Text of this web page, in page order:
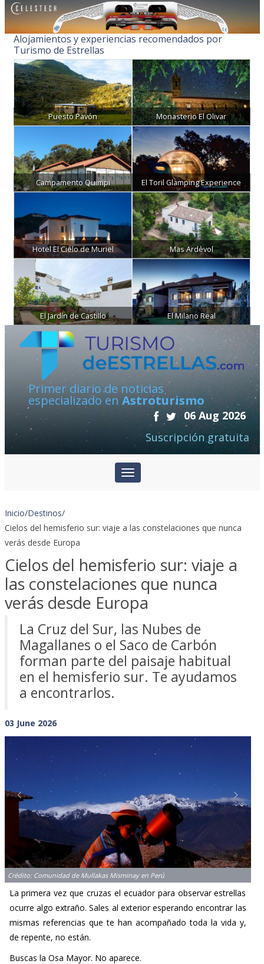
Alojamientos y experiencias recomendados por
Turismo de Estrellas
Puesto Pavón Monasterio El Olivar
Campamento Quimpi El Toril Glamping Experience
Hotel El Cielo de Muriel Mas Ardèvol
El Jardín de Castillo El Milano Real
Primer diario de noticias
especializado en Astroturismo
06 Aug 2026
Suscripción gratuita
Inicio/Destinos/
Cielos del hemisferio sur: viaje a las constelaciones que nunca
verás desde Europa
Cielos del hemisferio sur: viaje a
las constelaciones que nunca
verás desde Europa
La Cruz del Sur, las Nubes de
Magallanes o el Saco de Carbón
forman parte del paisaje habitual
en el hemisferio sur. Te ayudamos
a encontrarlos.
03 June 2026
Crédito: Comunidad de Mullakas Misminay en Perú
La primera vez que cruzas el ecuador para observar estrellas
ocurre algo extraño. Sales al exterior esperando encontrar las
mismas referencias que te han acompañado toda la vida y,
de repente, no están.
Buscas la Osa Mayor. No aparece.